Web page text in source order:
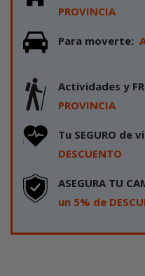
PROVINCIA
Para moverte
Actividades y
PROVINCIA
Tu SEGURO de
DESCUENTO
ASEGURA TU
un 5% de